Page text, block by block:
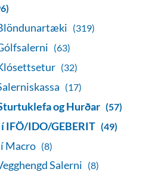
(319)
(63)
(32)
(17)
og Hurðar (57)
IFÖ/IDO/GEBERIT (49)
Macro (8)
Salerni (8)